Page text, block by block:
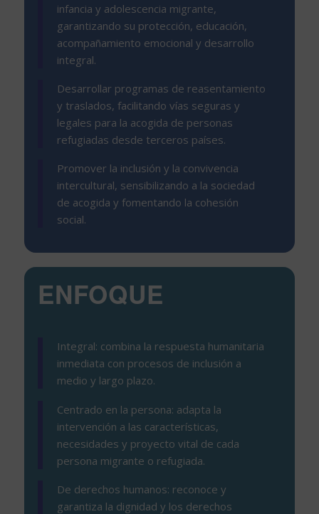
infancia y adolescencia migrante,
garantizando su protección, educación,
acompañamiento emocional y desarrollo
integral.
Desarrollar programas de reasentamiento
y traslados, facilitando vías seguras y
legales para la acogida de personas
refugiadas desde terceros países.
Promover la inclusión y la convivencia
intercultural, sensibilizando a la sociedad
de acogida y fomentando la cohesión
social.
ENFOQUE
Integral: combina la respuesta humanitaria
inmediata con procesos de inclusión a
medio y largo plazo.
Centrado en la persona: adapta la
intervención a las características,
necesidades y proyecto vital de cada
persona migrante o refugiada.
De derechos humanos: reconoce y
garantiza la dignidad y los derechos